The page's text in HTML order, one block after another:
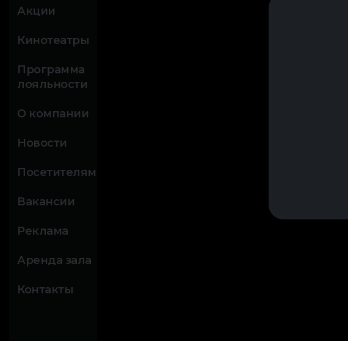
Акции
Кинотеатры
Программа
лояльности
О компании
Новости
Посетителям
Вакансии
Реклама
Аренда зала
Контакты